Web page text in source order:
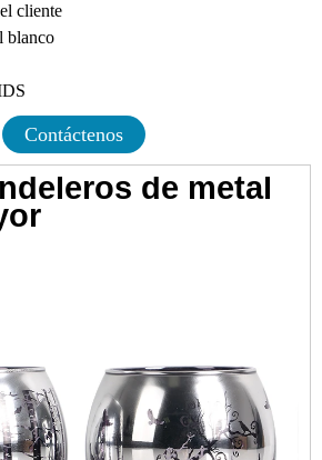
cliente
blanco
Contáctenos
de metal